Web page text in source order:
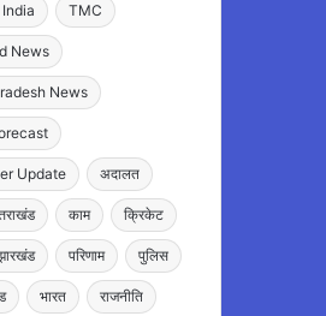
TMC
News
News
Update अदालत
काम क्रिकेट
परिणाम पुलिस
भारत राजनीति